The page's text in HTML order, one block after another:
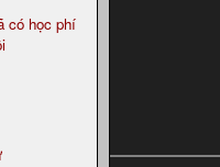
có học phí